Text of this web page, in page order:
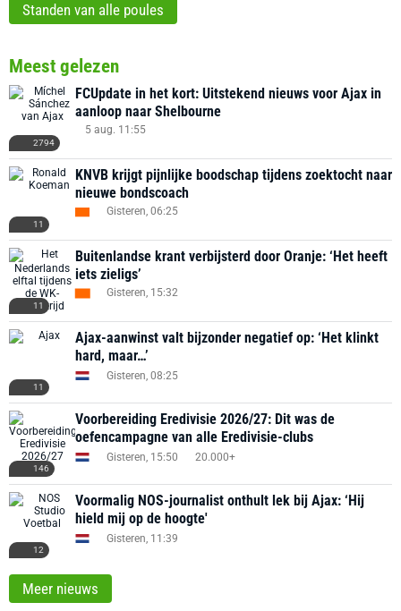
Standen van alle poules
Meest gelezen
2794
FCUpdate in het kort: Uitstekend nieuws voor Ajax in
aanloop naar Shelbourne
5 aug. 11:55
11
KNVB krijgt pijnlijke boodschap tijdens zoektocht naar
nieuwe bondscoach
Gisteren, 06:25
11
Buitenlandse krant verbijsterd door Oranje: ‘Het heeft
iets zieligs’
Gisteren, 15:32
11
Ajax-aanwinst valt bijzonder negatief op: ‘Het klinkt
hard, maar…’
Gisteren, 08:25
146
Voorbereiding Eredivisie 2026/27: Dit was de
oefencampagne van alle Eredivisie-clubs
Gisteren, 15:50 20.000+
12
Voormalig NOS-journalist onthult lek bij Ajax: ‘Hij
hield mij op de hoogte'
Gisteren, 11:39
Meer nieuws